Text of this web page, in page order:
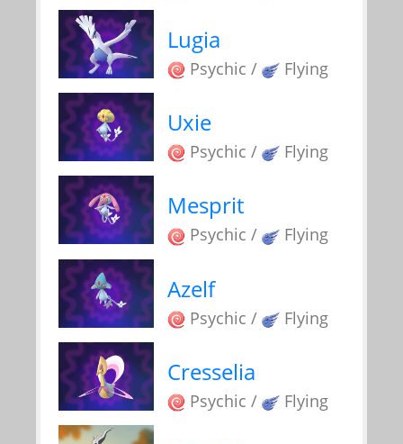
Lugia
Psychic / Flying
Uxie
Psychic / Flying
Mesprit
Psychic / Flying
Azelf
Psychic / Flying
Cresselia
Psychic / Flying